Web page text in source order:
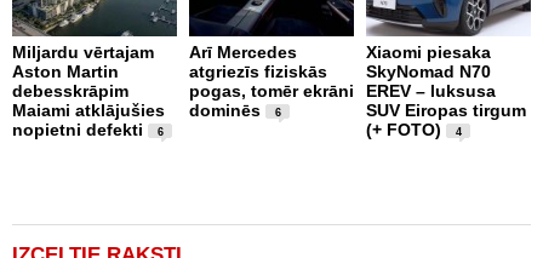
Miljardu vērtajam
Aston Martin
debesskrāpim
Maiami atklājušies
nopietni defekti
6
Arī Mercedes
atgriezīs fiziskās
pogas, tomēr ekrāni
dominēs
6
Xiaomi piesaka
SkyNomad N70
EREV – luksusa
SUV Eiropas tirgum
(+ FOTO)
4